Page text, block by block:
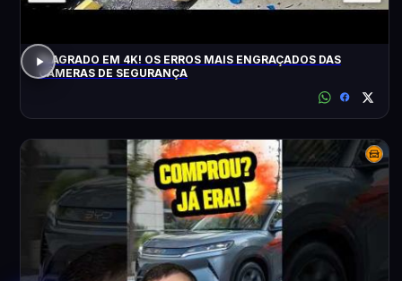
FLAGRADO EM 4K! OS ERROS MAIS ENGRAÇADOS DAS
CÂMERAS DE SEGURANÇA